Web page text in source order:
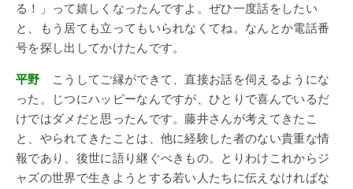
る！」って嬉しくなったんですよ。ぜひ一度話をしたい
と、もう居ても立ってもいられなくてね。なんとか電話番
号を探し出してかけたんです。
平野 こうしてご縁ができて、直接お話を伺えるようにな
った。じつにハッピーなんですが、ひとりで喜んでいるだ
けではダメだと思ったんです。藤井さんが考えてきたこ
と、やられてきたことは、他に経験した者のない貴重な情
報であり、後世に語り継ぐべきもの。とりわけこれからジ
ャズの世界で生きようとする若い人たちに伝えなければな